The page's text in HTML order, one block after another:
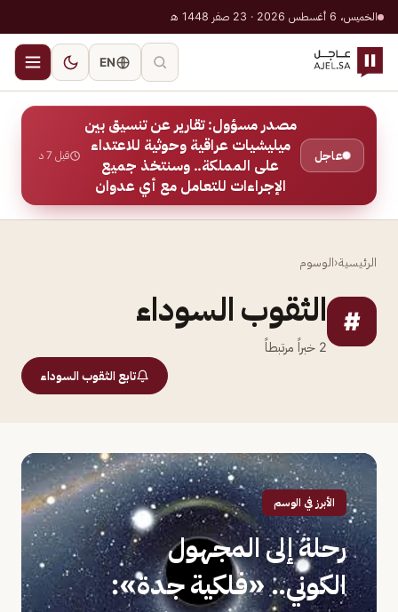
الخميس، 6 أغسطس 2026 · 23 صفر 1448 هـ
EN
عاجل
مصدر مسؤول: تقارير عن تنسيق بين
ميليشيات عراقية وحوثية للاعتداء
على المملكة.. وسنتخذ جميع
الإجراءات للتعامل مع أي عدوان
قبل 7 د
الرئيسية‹الوسوم
# الثقوب السوداء
2 خبراً مرتبطاً
تابع الثقوب السوداء
الأبرز في الوسم
رحلة إلى المجهول
الكوني.. «فلكية جدة»: